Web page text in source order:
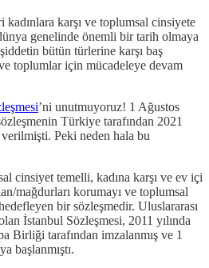
kadınlara karşı ve toplumsal cinsiyete
genelinde önemli bir tarih olmaya
bütün türlerine karşı baş
toplumlar için mücadeleye devam
’ni unutmuyoruz! 1 Ağustos
Türkiye tarafından 2021
Peki neden hala bu
cinsiyet temelli, kadına karşı ve ev içi
mağdurları korumayı ve toplumsal
bir sözleşmedir. Uluslararası
İstanbul Sözleşmesi, 2011 yılında
Birliği tarafından imzalanmış ve 1
başlanmıştı.